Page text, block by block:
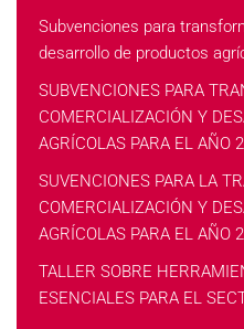
Subvenciones para
desarrollo de productos
SUBVENCIONES PARA
COMERCIALIZACIÓN Y
AGRÍCOLAS PARA EL AÑO
SUVENCIONES PARA LA
COMERCIALIZACIÓN Y
AGRÍCOLAS PARA EL AÑO
TALLER SOBRE
ESENCIALES PARA EL